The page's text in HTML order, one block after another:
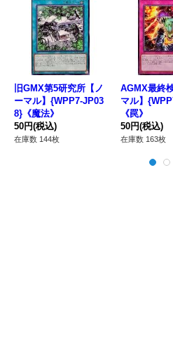
旧GMX第5研究所【ノ
ーマル】{WPP7-JP03
8}《魔法》
50円(税込)
在庫数 144枚
AGMX最終
マル】
《罠》
50円(税込)
在庫数 163枚